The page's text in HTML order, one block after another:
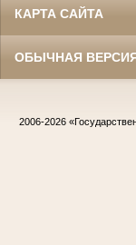
КАРТА САЙТА
ОБЫЧНАЯ
2006-2026